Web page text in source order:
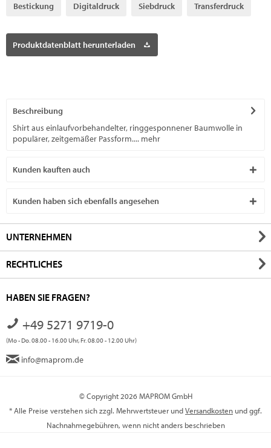
Bestickung Digitaldruck Siebdruck Transferdruck
Produktdatenblatt herunterladen
Beschreibung
Shirt aus einlaufvorbehandelter, ringgesponnener Baumwolle in
populärer, zeitgemäßer Passform.... mehr
Kunden kauften auch
Kunden haben sich ebenfalls angesehen
UNTERNEHMEN
RECHTLICHES
HABEN SIE FRAGEN?
+49 5271 9719-0
(Mo - Do. 08.00 - 16.00 Uhr, Fr. 08.00 - 12.00 Uhr)
info@maprom.de
© Copyright 2026 MAPROM GmbH
* Alle Preise verstehen sich zzgl. Mehrwertsteuer undVersandkosten und ggf.
Nachnahmegebühren, wenn nicht anders beschrieben